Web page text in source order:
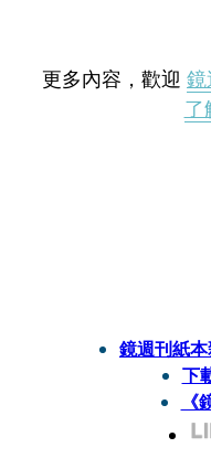
更多內容，歡迎
了
鏡週刊紙
下